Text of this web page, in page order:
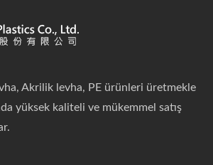
Akrilik levha, PE ürünleri üretmekle
yüksek kaliteli ve mükemmel satış